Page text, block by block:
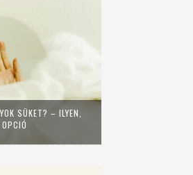
SÜKET? – ILYEN,